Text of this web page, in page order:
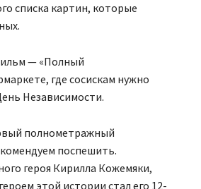
списка картин, которые
— «Полный
где сосискам нужно
Независимости.
полнометражный
поспешить.
героя Кирилла Кожемяки,
этой истории стал его 12-